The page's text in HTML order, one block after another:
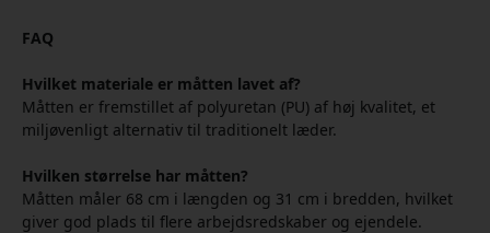
FAQ
Hvilket materiale er måtten lavet af?
Måtten er fremstillet af polyuretan (PU) af høj kvalitet, et
miljøvenligt alternativ til traditionelt læder.
Hvilken størrelse har måtten?
Måtten måler 68 cm i længden og 31 cm i bredden, hvilket
giver god plads til flere arbejdsredskaber og ejendele.